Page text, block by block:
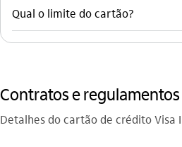
Qual o limite do cartão?
Contratos e regulamentos
Detalhes do cartão de crédito Visa